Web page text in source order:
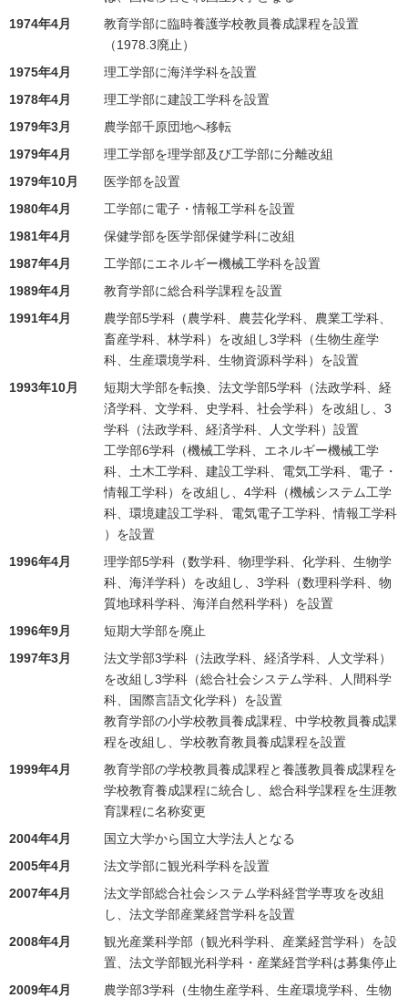
1974年4月
教育学部に臨時養護学校教員養成課程を設置
（1978.3廃止）
1975年4月
理工学部に海洋学科を設置
1978年4月
理工学部に建設工学科を設置
1979年3月
農学部千原団地へ移転
1979年4月
理工学部を理学部及び工学部に分離改組
1979年10月
医学部を設置
1980年4月
工学部に電子・情報工学科を設置
1981年4月
保健学部を医学部保健学科に改組
1987年4月
工学部にエネルギー機械工学科を設置
1989年4月
教育学部に総合科学課程を設置
1991年4月
農学部5学科（農学科、農芸化学科、農業工学科、
畜産学科、林学科）を改組し3学科（生物生産学
科、生産環境学科、生物資源科学科）を設置
1993年10月
短期大学部を転換、法文学部5学科（法政学科、経
済学科、文学科、史学科、社会学科）を改組し、3
学科（法政学科、経済学科、人文学科）設置
工学部6学科（機械工学科、エネルギー機械工学
科、土木工学科、建設工学科、電気工学科、電子・
情報工学科）を改組し、4学科（機械システム工学
科、環境建設工学科、電気電子工学科、情報工学科
）を設置
1996年4月
理学部5学科（数学科、物理学科、化学科、生物学
科、海洋学科）を改組し、3学科（数理科学科、物
質地球科学科、海洋自然科学科）を設置
1996年9月
短期大学部を廃止
1997年3月
法文学部3学科（法政学科、経済学科、人文学科）
を改組し3学科（総合社会システム学科、人間科学
科、国際言語文化学科）を設置
教育学部の小学校教員養成課程、中学校教員養成課
程を改組し、学校教育教員養成課程を設置
1999年4月
教育学部の学校教員養成課程と養護教員養成課程を
学校教育養成課程に統合し、総合科学課程を生涯教
育課程に名称変更
2004年4月
国立大学から国立大学法人となる
2005年4月
法文学部に観光科学科を設置
2007年4月
法文学部総合社会システム学科経営学専攻を改組
し、法文学部産業経営学科を設置
2008年4月
観光産業科学部（観光科学科、産業経営学科）を設
置、法文学部観光科学科・産業経営学科は募集停止
2009年4月
農学部3学科（生物生産学科、生産環境学科、生物